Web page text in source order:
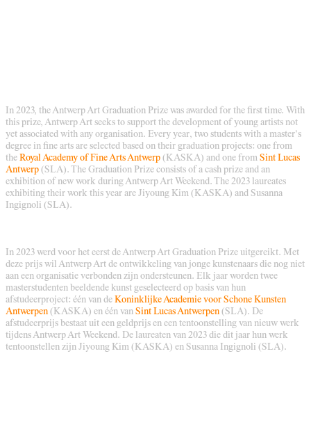
In 2023, the Antwerp Art Graduation Prize was awarded for the first time. With
this prize, Antwerp Art seeks to support the development of young artists not
yet associated with any organisation. Every year, two students with a master’s
degree in fine arts are selected based on their graduation projects: one from
the Royal Academy of Fine Arts Antwerp (KASKA) and one from Sint Lucas
Antwerp (SLA). The Graduation Prize consists of a cash prize and an
exhibition of new work during Antwerp Art Weekend. The 2023 laureates
exhibiting their work this year are Jiyoung Kim (KASKA) and Susanna
Ingignoli (SLA).
In 2023 werd voor het eerst de Antwerp Art Graduation Prize uitgereikt. Met
deze prijs wil Antwerp Art de ontwikkeling van jonge kunstenaars die nog niet
aan een organisatie verbonden zijn ondersteunen. Elk jaar worden twee
masterstudenten beeldende kunst geselecteerd op basis van hun
afstudeerproject: één van de Koninklijke Academie voor Schone Kunsten
Antwerpen (KASKA) en één van Sint Lucas Antwerpen (SLA). De
afstudeerprijs bestaat uit een geldprijs en een tentoonstelling van nieuw werk
tijdens Antwerp Art Weekend. De laureaten van 2023 die dit jaar hun werk
tentoonstellen zijn Jiyoung Kim (KASKA) en Susanna Ingignoli (SLA).